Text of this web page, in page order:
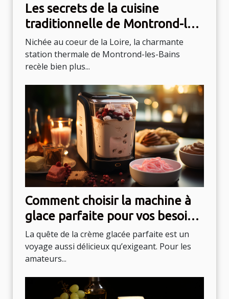
Les secrets de la cuisine
traditionnelle de Montrond-les-
Bains
Nichée au coeur de la Loire, la charmante
station thermale de Montrond-les-Bains
recèle bien plus...
Comment choisir la machine à
glace parfaite pour vos besoins
culinaires
La quête de la crème glacée parfaite est un
voyage aussi délicieux qu’exigeant. Pour les
amateurs...